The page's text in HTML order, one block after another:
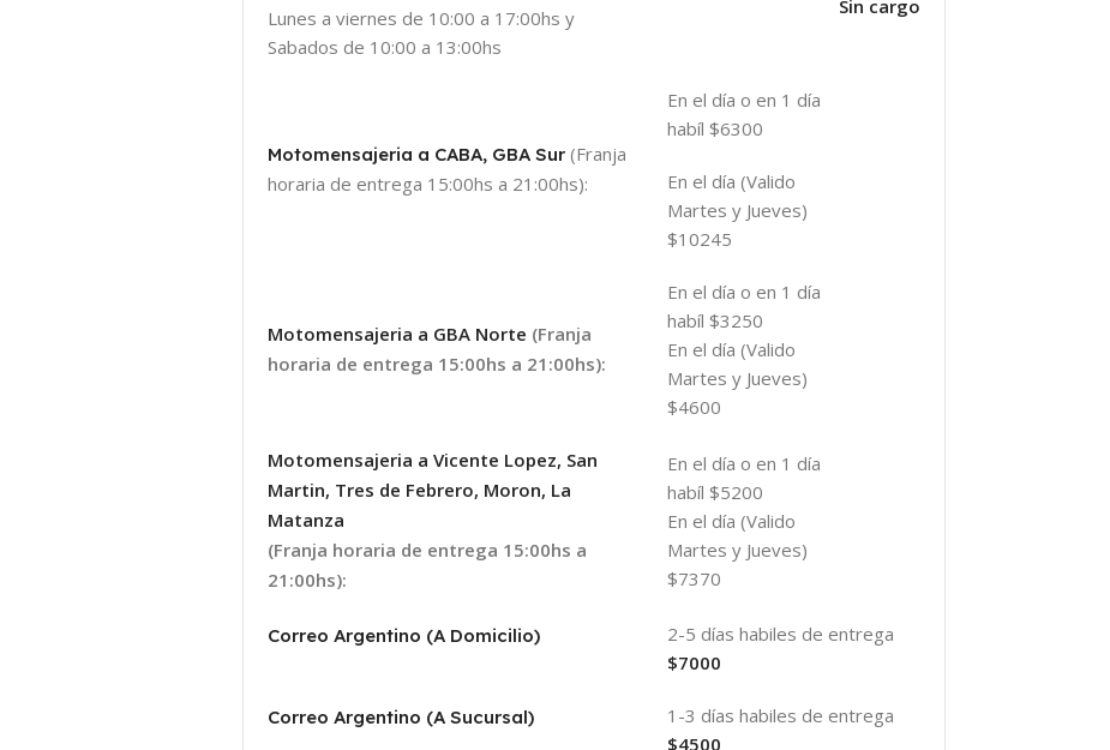
Lunes a viernes de 10:00 a 17:00hs y
Sabados de 10:00 a 13:00hs
Sin cargo
Motomensajeria a CABA, GBA Sur (Franja
horaria de entrega 15:00hs a 21:00hs):
En el día o en 1 día
habíl $6300
En el día (Valido
Martes y Jueves)
$10245
Motomensajeria a GBA Norte (Franja
horaria de entrega 15:00hs a 21:00hs):
En el día o en 1 día
habíl $3250
En el día (Valido
Martes y Jueves)
$4600
Motomensajeria a Vicente Lopez, San
Martin, Tres de Febrero, Moron, La
Matanza
(Franja horaria de entrega 15:00hs a
21:00hs):
En el día o en 1 día
habíl $5200
En el día (Valido
Martes y Jueves)
$7370
Correo Argentino (A Domicilio)
2-5 días habiles de entrega
$7000
Correo Argentino (A Sucursal)
1-3 días habiles de entrega
$4500